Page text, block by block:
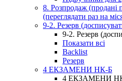
8. Розпродаж (продані
(переглядати раз на
9-2. Резерв
9-2. Резерв
Показати всі
Backlist
Резерв
4 ЕКЗАМЕНИ НК-Б
4 ЕКЗАМЕНИ